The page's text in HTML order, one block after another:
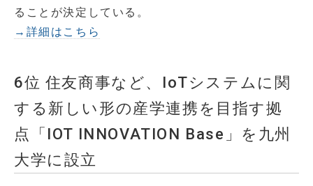
ることが決定している。
→詳細はこちら
6位 住友商事など、IoTシステムに関
する新しい形の産学連携を目指す拠
点「IOT INNOVATION Base」を九州
大学に設立